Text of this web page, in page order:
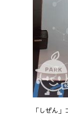
「しぜん」